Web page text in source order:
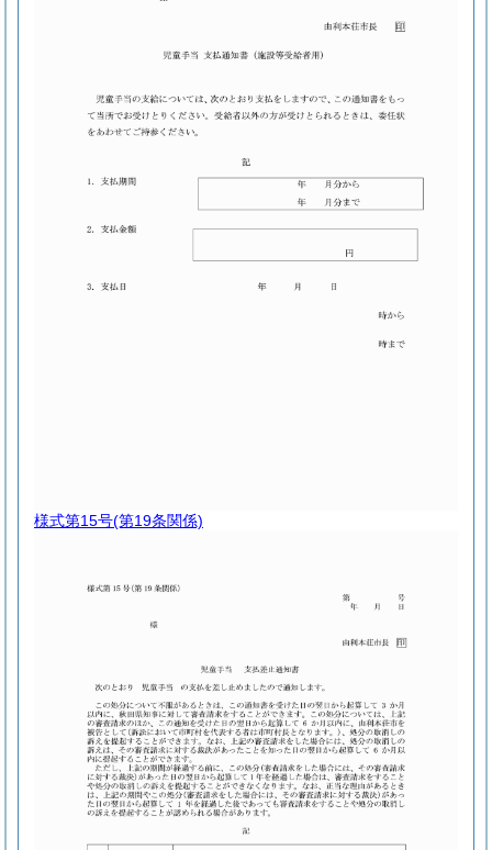
様式第15号(第19条関係)